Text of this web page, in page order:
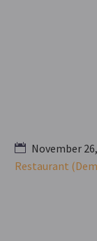
November
Restaurant